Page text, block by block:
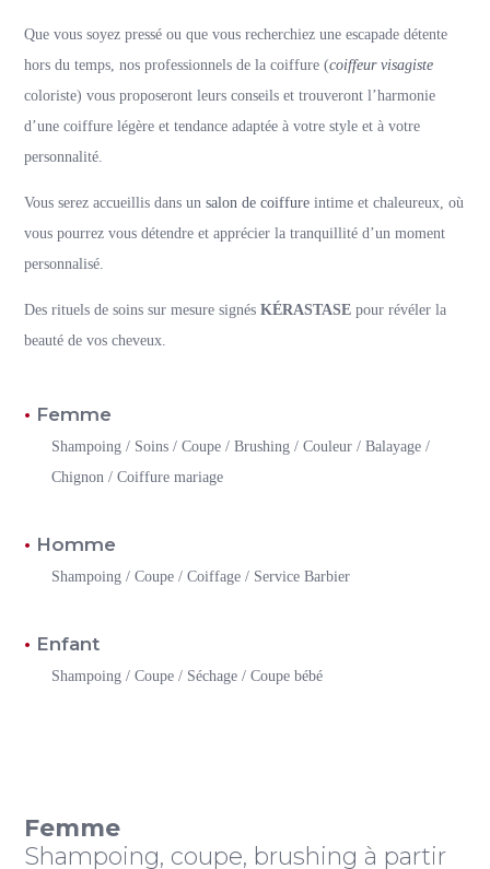
Que vous soyez pressé ou que vous recherchiez une escapade détente
hors du temps, nos professionnels de la coiffure (coiffeur visagiste
coloriste) vous proposeront leurs conseils et trouveront l’harmonie
d’une coiffure légère et tendance adaptée à votre style et à votre
personnalité.
Vous serez accueillis dans unsalon de coiffure intime et chaleureux, où
vous pourrez vous détendre et apprécier la tranquillité d’un moment
personnalisé.
Des rituels de soins sur mesure signésKÉRASTASE pour révéler la
beauté de vos cheveux.
Femme
Shampoing / Soins / Coupe / Brushing / Couleur / Balayage /
Chignon / Coiffure mariage
Homme
Shampoing / Coupe / Coiffage / Service Barbier
Enfant
Shampoing / Coupe / Séchage / Coupe bébé
Femme
Shampoing, coupe, brushing à partir